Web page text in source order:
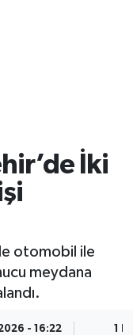
İki
otomobil ile
meydana
- 16:22 1